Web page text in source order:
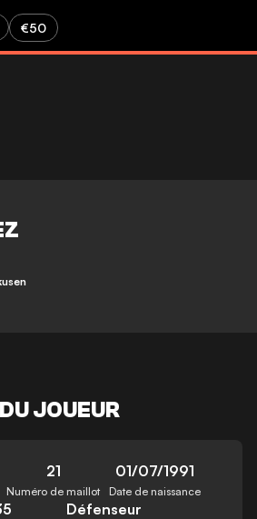
€50
JOUEUR
21
Numéro de maillot
01/07/1991
Date de naissance
Défenseur